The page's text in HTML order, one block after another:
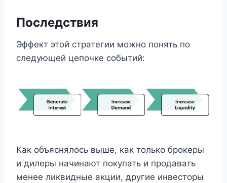
Последствия
Эффект этой стратегии можно понять по
следующей цепочке событий:
Как объяснялось выше, как только брокеры
и дилеры начинают покупать и продавать
менее ликвидные акции, другие инвесторы